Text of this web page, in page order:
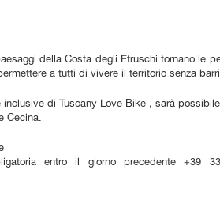
della Costa degli Etruschi tornano le
a tutti di vivere il territorio senza
di Tuscany Love Bike , sarà
Cecina.
entro il giorno precedente +39